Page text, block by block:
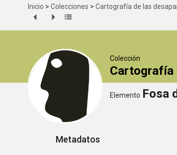
Inicio > Colecciones > Cartografía de las
Colección
Cartografía
Elemento Fosa
Metadatos